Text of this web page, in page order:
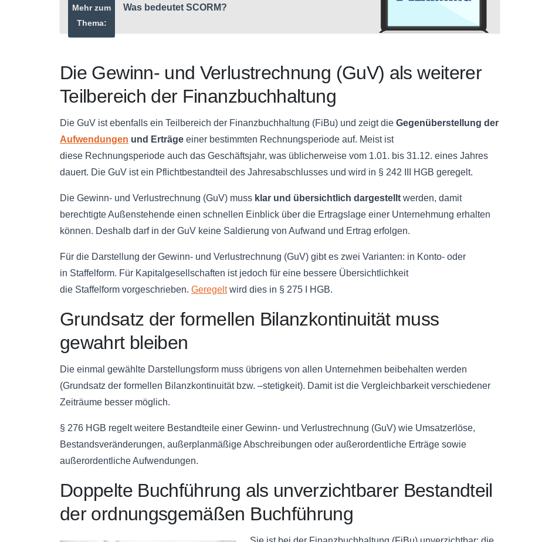
Mehr zum
Thema:
Was bedeutet SCORM?
Die Gewinn- und Verlustrechnung (GuV) als weiterer
Teilbereich der Finanzbuchhaltung
Die GuV ist ebenfalls ein Teilbereich der Finanzbuchhaltung (FiBu) und zeigt die Gegenüberstellung der
Aufwendungen und Erträge einer bestimmten Rechnungsperiode auf. Meist ist
diese Rechnungsperiode auch das Geschäftsjahr, was üblicherweise vom 1.01. bis 31.12. eines Jahres
dauert. Die GuV ist ein Pflichtbestandteil des Jahresabschlusses und wird in § 242 III HGB geregelt.
Die Gewinn- und Verlustrechnung (GuV) muss klar und übersichtlich dargestellt werden, damit
berechtigte Außenstehende einen schnellen Einblick über die Ertragslage einer Unternehmung erhalten
können. Deshalb darf in der GuV keine Saldierung von Aufwand und Ertrag erfolgen.
Für die Darstellung der Gewinn- und Verlustrechnung (GuV) gibt es zwei Varianten: in Konto- oder
in Staffelform. Für Kapitalgesellschaften ist jedoch für eine bessere Übersichtlichkeit
die Staffelform vorgeschrieben. Geregeltwird dies in § 275 I HGB.
Grundsatz der formellen Bilanzkontinuitätmuss
gewahrt bleiben
Die einmal gewählte Darstellungsform muss übrigens von allen Unternehmen beibehalten werden
(Grundsatz der formellen Bilanzkontinuität bzw. –stetigkeit). Damit ist die Vergleichbarkeit verschiedener
Zeiträume besser möglich.
§ 276 HGB regelt weitere Bestandteile einer Gewinn- und Verlustrechnung (GuV) wie Umsatzerlöse,
Bestandsveränderungen, außerplanmäßige Abschreibungen oder außerordentliche Erträge sowie
außerordentliche Aufwendungen.
Doppelte Buchführung als unverzichtbarer Bestandteil
der ordnungsgemäßen Buchführung